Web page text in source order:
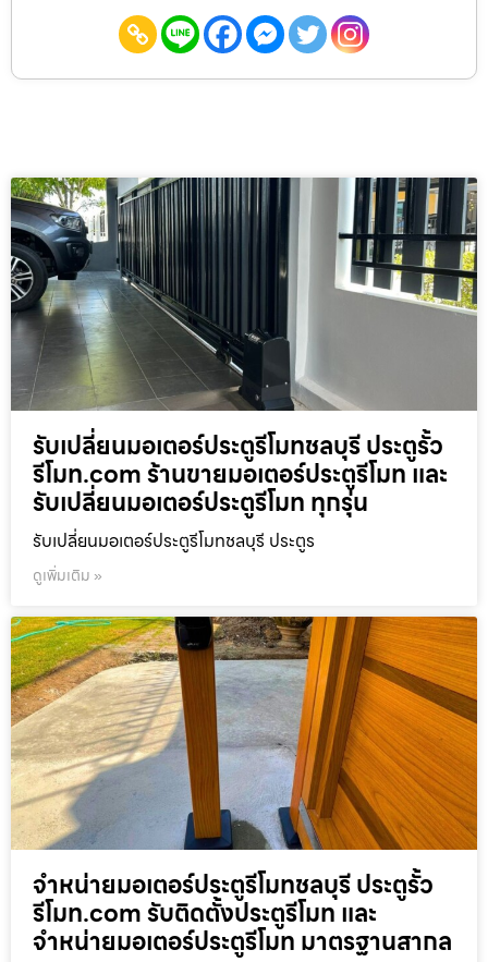
รับเปลี่ยนมอเตอร์ประตูรีโมทชลบุรี ประตูรั้ว
รีโมท.com ร้านขายมอเตอร์ประตูรีโมท และ
รับเปลี่ยนมอเตอร์ประตูรีโมท ทุกรุ่น
รับเปลี่ยนมอเตอร์ประตูรีโมทชลบุรี ประตูร
ดูเพิ่มเติม »
จำหน่ายมอเตอร์ประตูรีโมทชลบุรี ประตูรั้ว
รีโมท.com รับติดตั้งประตูรีโมท และ
จำหน่ายมอเตอร์ประตูรีโมท มาตรฐานสากล